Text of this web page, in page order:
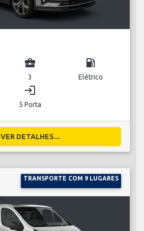
business_center
3
local_gas_station
Elétrico
login
5 Porta
VER DETALHES...
TRANSPORTE COM 9 LUGARES